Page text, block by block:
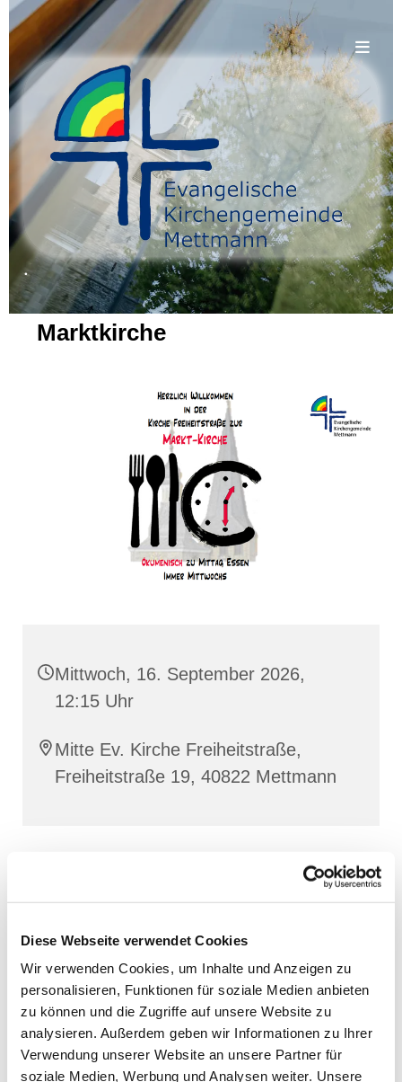
Diese Webseite verwendet Cookies
Wir verwenden Cookies, um Inhalte und Anzeigen zu
personalisieren, Funktionen für soziale Medien anbieten
zu können und die Zugriffe auf unsere Website zu
analysieren. Außerdem geben wir Informationen zu Ihrer
Verwendung unserer Website an unsere Partner für
soziale Medien, Werbung und Analysen weiter. Unsere
.
Marktkirche
Mittwoch, 16. September 2026,
12:15 Uhr
Mitte Ev. Kirche Freiheitstraße,
Freiheitstraße 19, 40822 Mettmann